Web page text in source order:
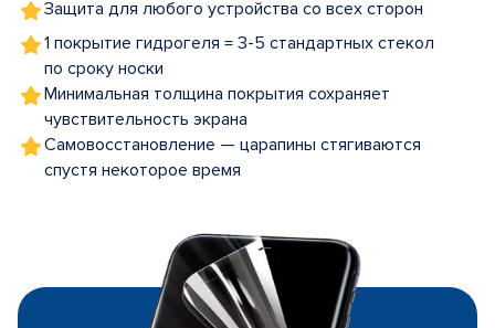
Защита для любого устройства со всех сторон
1 покрытие гидрогеля = 3-5 стандартных стекол
по сроку носки
Минимальная толщина покрытия сохраняет
чувствительность экрана
Самовосстановление — царапины стягиваются
спустя некоторое время